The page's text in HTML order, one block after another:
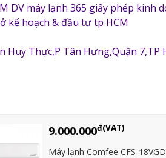
DV máy lạnh 365 giấy phép kinh
kế hoạch & đầu tư tp HCM
Huy Thực,P Tân Hưng,Quận 7,TP
9.000.000đ(VAT)
Máy lạnh Comfee CFS-18VGD